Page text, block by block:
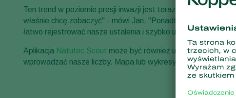
Ten trend w poziomie presji inwazji jest teraz widoczny na
właśnie chcę zobaczyć" - mówi Jan. "Ponadto nasi
łatwo rejestrować nasze ustalenia i szybko udostępniać je
Aplikacja Natutec Scout może być również używana do
wprowadzać nasze liczby. Mapa lub wykresy pokazują, jak